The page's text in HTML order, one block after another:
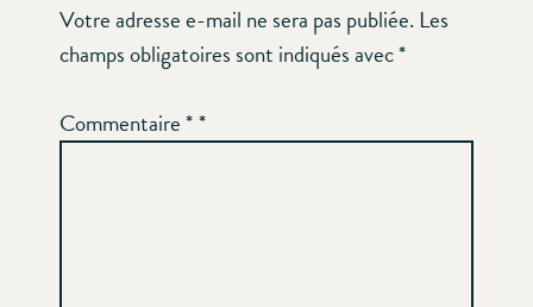
Votre adresse e-mail ne sera pas publiée. Les
champs obligatoires sont indiqués avec*
Commentaire*